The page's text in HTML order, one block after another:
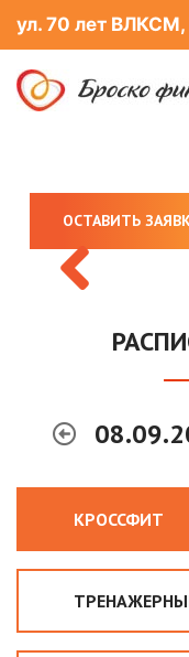
ул. 70 лет ВЛКСМ,
ОСТАВИТЬ
КРОССФИТ